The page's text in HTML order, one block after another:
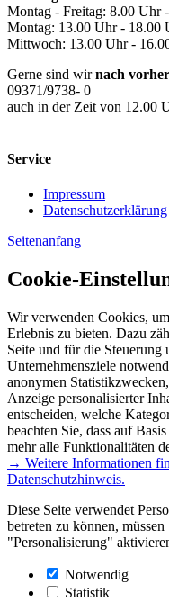
Montag - Freitag: 8.00 Uhr
Montag: 13.00 Uhr - 18.00
Mittwoch: 13.00 Uhr -
Gerne sind wirnach
09371/9738- 0
auch in der Zeit von 12.00
Service
Impressum
Datenschutzerklärung
Seitenanfang
Cookie-
Wir verwenden Cookies,
Erlebnis zu bieten. Dazu
Seite und für die Steuerung
Unternehmensziele
anonymen
Anzeige personalisierter
entscheiden, welche
beachten Sie, dass auf
mehr alle Funktionalitäten
→ Weitere Informationen
Datenschutzhinweis.
Diese Seite verwendet
betreten zu können,
"Personalisierung"
Notwendig
Statistik